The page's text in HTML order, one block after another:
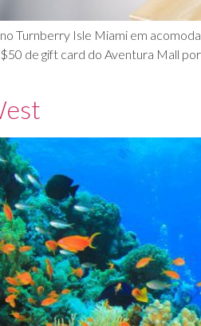
Turnberry Isle Miami em
de gift card do Aventura Mall